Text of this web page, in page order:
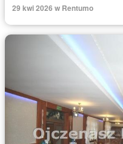
29 kwi 2026 w Rentumo